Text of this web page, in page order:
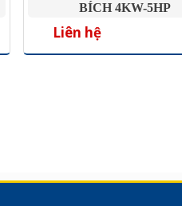
BÍCH 4KW-5HP
Liên hệ